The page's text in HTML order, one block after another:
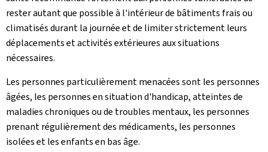
rester autant que possible à l'intérieur de bâtiments frais ou
climatisés durant la journée et de limiter strictement leurs
déplacements et activités extérieures aux situations
nécessaires.
Les personnes particulièrement menacées sont les personnes
âgées, les personnes en situation d'handicap, atteintes de
maladies chroniques ou de troubles mentaux, les personnes
prenant régulièrement des médicaments, les personnes
isolées et les enfants en bas âge.